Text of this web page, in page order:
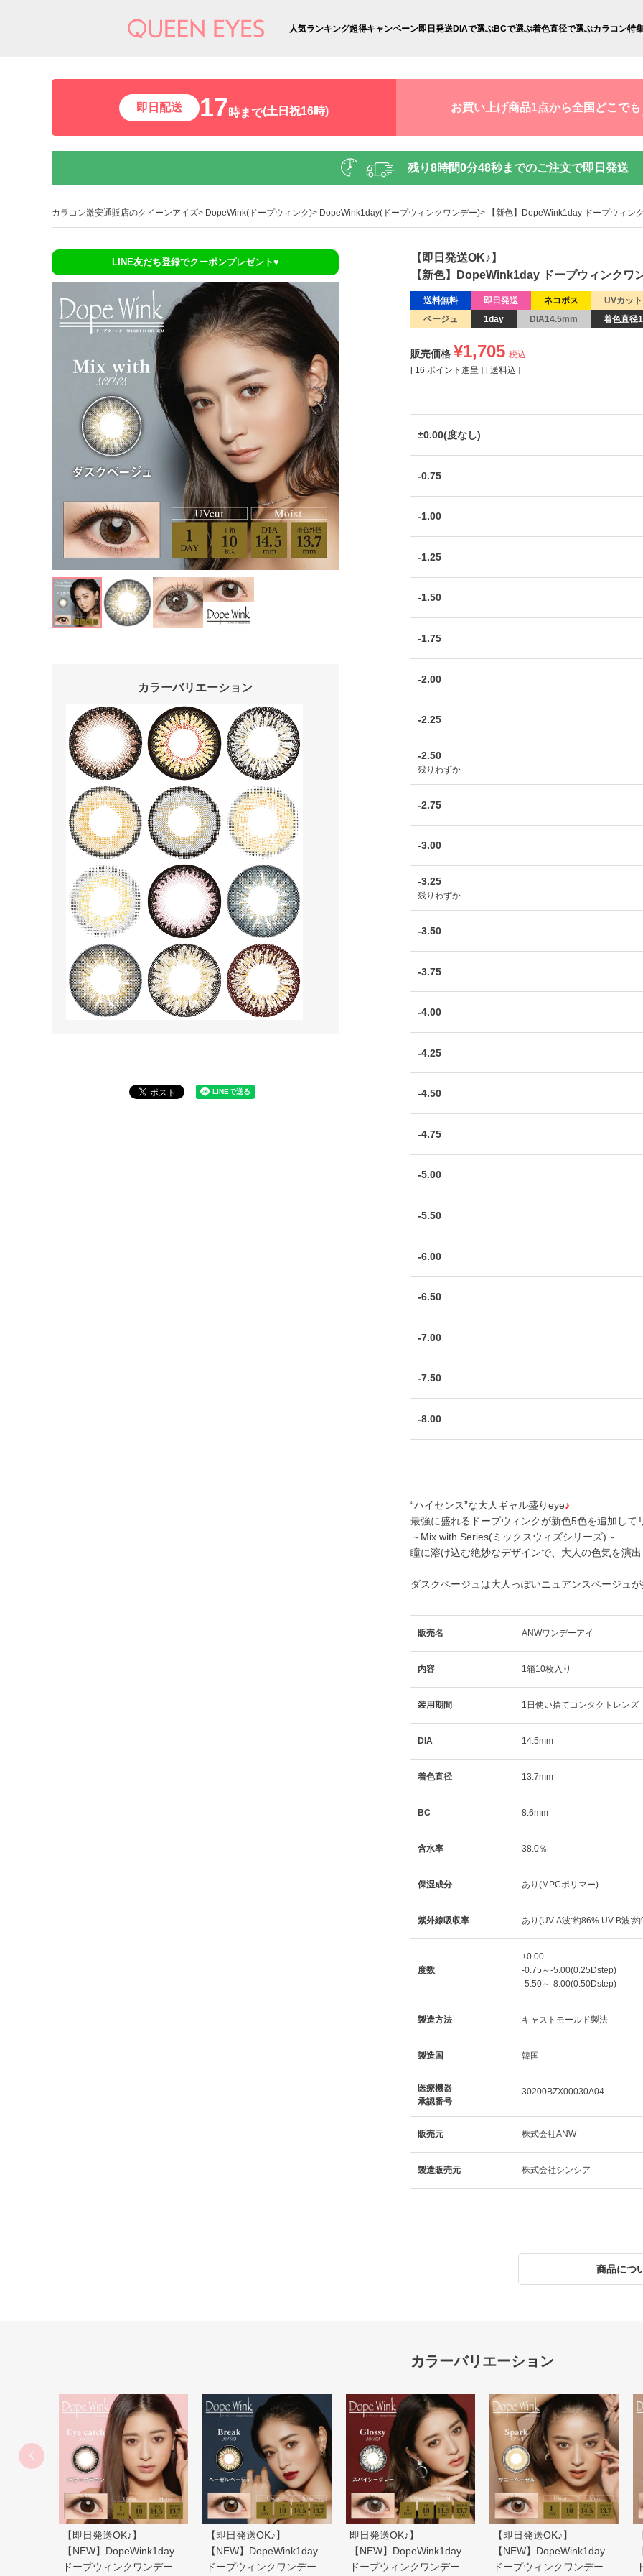
人気ランキング超得キャンペーン即日発送DIAで選ぶBCで選ぶ着色直径で選ぶカラコン特
即日配送 17時まで(土日祝16時) お買い上げ商品1点から全国どこでも
残り8時間0分47秒までのご注文で即日発送
カラコン激安通販店のクイーンアイズ DopeWink(ドープウィンク) DopeWink1day(ドープウィンクワンデー) 【新色】DopeWink1day ドープウィン
LINE友だち登録でクーポンプレゼント♥
カラーバリエーション
【即日発送OK♪】
【新色】DopeWink1day ドープウィンクワ
送料無料 即日発送 ネコポス
UVカット
ベージュ
1day DIA14.5mm 着色直径
販売価格 ¥1,705 税込
[ 16 ポイント進呈 ] 送料込
±0.00(度なし)
-0.75
-1.00
-1.25
-1.50
-1.75
-2.00
-2.25
-2.50
残りわずか
-2.75
-3.00
-3.25
残りわずか
-3.50
-3.75
-4.00
-4.25
-4.50
-4.75
-5.00
-5.50
-6.00
-6.50
-7.00
-7.50
-8.00
“ハイセンス”な大人ギャル盛りeye♪
最強に盛れるドープウィンクが新色5色を追加して
～Mix with Series(ミックスウィズシリーズ)～
瞳に溶け込む絶妙なデザインで、大人の色気を演
ダスクベージュは大人っぽいニュアンスベージュ
販売名 ANWワンデーアイ
内容 1箱10枚入り
装用期間 1日使い捨てコンタクトレンズ
DIA 14.5mm
着色直径 13.7mm
BC 8.6mm
含水率 38.0％
保湿成分 あり(MPCポリマー)
紫外線吸収率 あり(UV-A波:約86% UV-B波:
度数
±0.00
-0.75～-5.00(0.25Dstep)
-5.50～-8.00(0.50Dstep)
製造方法 キャストモールド製法
製造国 韓国
医療機器
承認番号
30200BZX00030A04
販売元 株式会社ANW
製造販売元 株式会社シンシア
商品につ
【即日発送OK♪】
【NEW】DopeWink1day
ドープウィンクワンデー
【即日発送OK♪】
【NEW】DopeWink1day
ドープウィンクワンデー
即日発送OK♪】
【NEW】DopeWink1day
ドープウィンクワンデー
【即日発送OK♪】
【NEW】DopeWink1day
ドープウィンクワンデー